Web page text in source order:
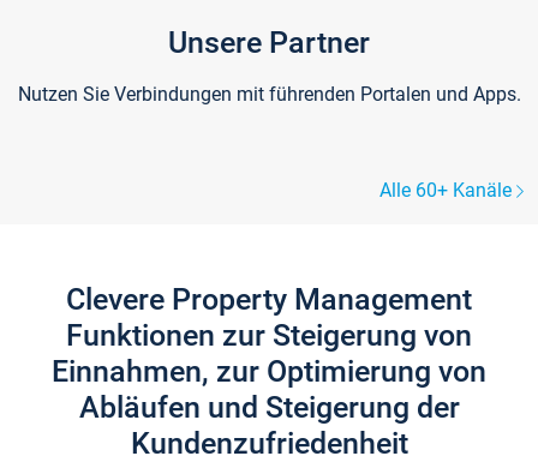
Unsere Partner
Nutzen Sie Verbindungen mit führenden Portalen und Apps.
Alle 60+ Kanäle
Clevere Property Management
Funktionen zur Steigerung von
Einnahmen, zur Optimierung von
Abläufen und Steigerung der
Kundenzufriedenheit